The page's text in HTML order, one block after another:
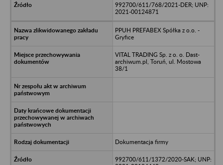
992700/611/768/2021-DER; UNP:
2021-00124871
PPUH PREFABEX Spółka z o.o. -
Gryfice
VITAL TRADING Sp. z o. o. Dast-
archiwum.pl, Toruń, ul. Mostowa
38/1
Dokumentacja firmy
992700/611/1372/2020-SAK; UNP: